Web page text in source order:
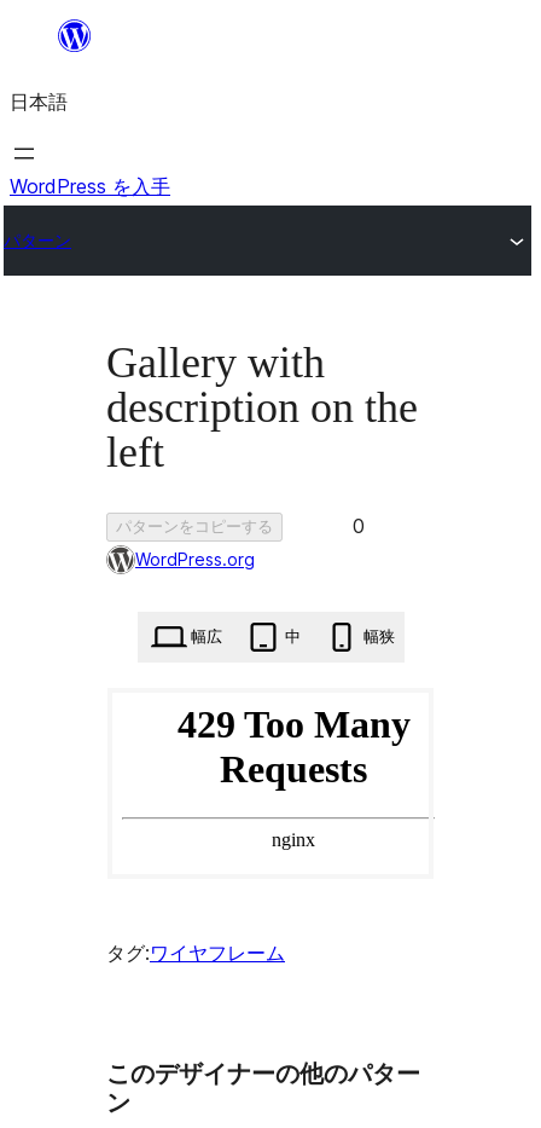
を
ス
キ
プ
日本語
WordPress を入手
パターン
Gallery with
description on the
left
パターンをコピーする
お
入
0
回
追
0
WordPress.org
幅広 中 幅狭
タグ:ワイヤフレーム
このデザイナーの他のパター
ン